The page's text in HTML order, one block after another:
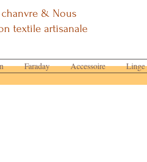
chanvre & Nous
textile artisanale
Faraday Accessoire Linge